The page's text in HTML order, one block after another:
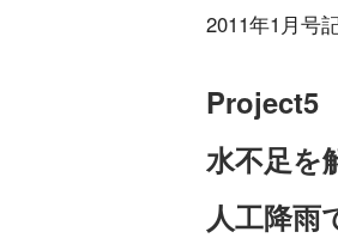
2011年1月号
Project5
水不足を
人工降雨